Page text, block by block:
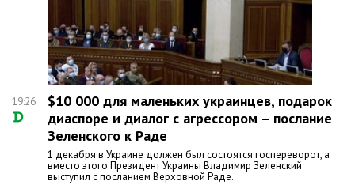
19:26
$10 000 для маленьких украинцев, подарок
диаспоре и диалог с агрессором – послание
Зеленского к Раде
1 декабря в Украине должен был состоятся госпереворот, а
вместо этого Президент Украины Владимир Зеленский
выступил с посланием Верховной Раде.